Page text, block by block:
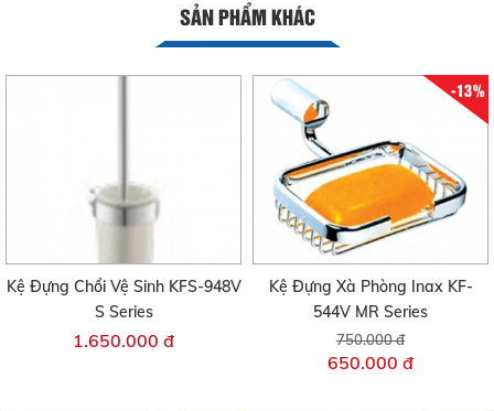
SẢN PHẨM KHÁC
Kệ Đựng Chổi Vệ Sinh KFS-948V
S Series
1.650.000 đ
-13%
Kệ Đựng Xà Phòng Inax KF-
544V MR Series
750.000 đ
650.000 đ